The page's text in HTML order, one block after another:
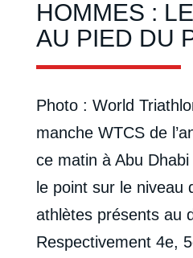
HOMMES :
AU PIED DU
Photo : World
manche WTCS de
ce matin à Abu
le point sur le niveau
athlètes présents au
Respectivement 4e,